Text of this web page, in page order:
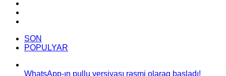
RTX
SUPER-
dən
yaxşı
SON
POPULYAR
WhatsApp-ın pullu versiyası rəsmi olaraq başladı!